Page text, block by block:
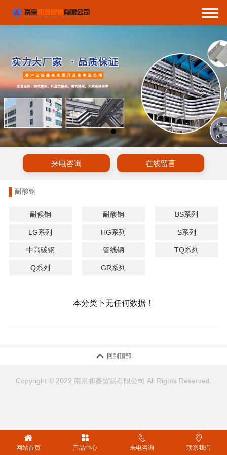
来电咨询 在线留言
耐酸钢
耐候钢 耐酸钢 BS系列
LG系列 HG系列 S系列
中高碳钢 管线钢 TQ系列
Q系列 GR系列
本分类下无任何数据！
 回到顶部
Copyright © 2022 南京和菱贸易有限公司 All Rights Reserved.

网站首页

产品中心

来电咨询

联系我们